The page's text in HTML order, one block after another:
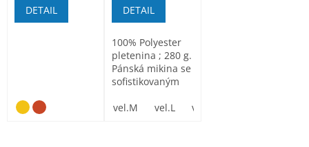
DETAIL DETAIL
100% Polyester
pletenina ; 280 g.
Pánská mikina se
sofistikovaným
vel.M
vel.L vel.XL